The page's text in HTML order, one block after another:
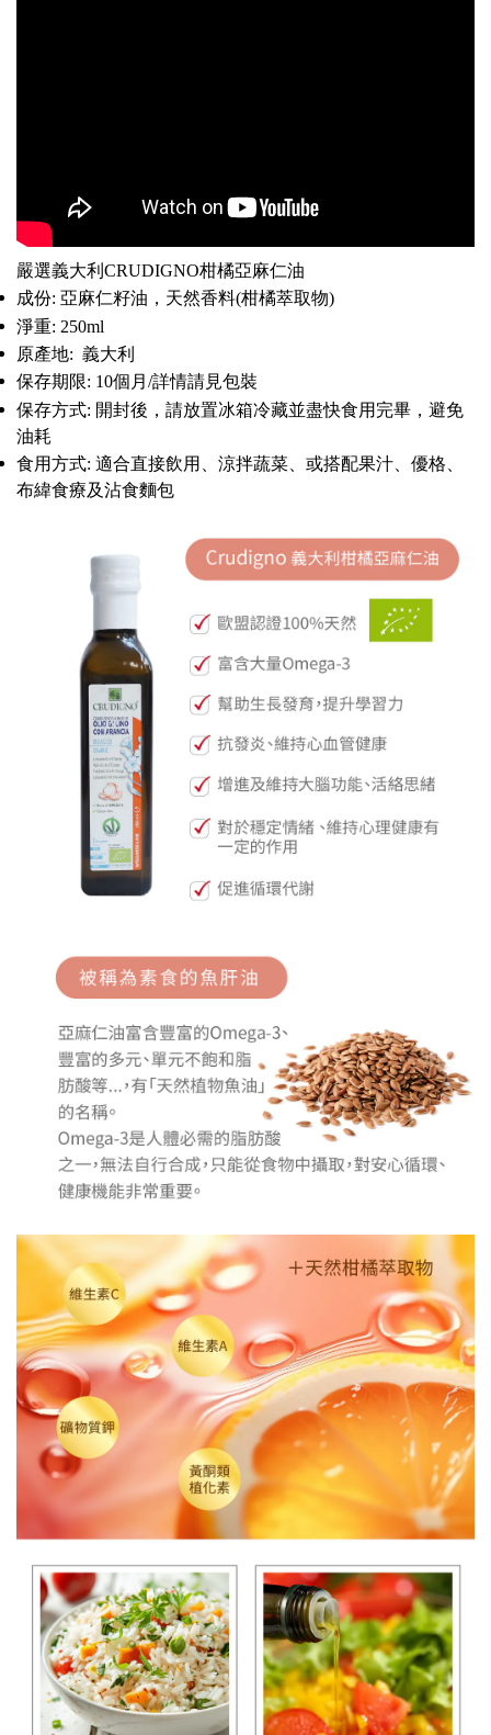
嚴選義大利CRUDIGNO柑橘亞麻仁油
成份: 亞麻仁籽油，天然香料(柑橘萃取物)
淨重: 250ml
原產地: 義大利
保存期限: 10個月/詳情請見包裝
保存方式: 開封後，請放置冰箱冷藏並盡快食用完畢，避免
油耗
食用方式: 適合直接飲用、涼拌蔬菜、或搭配果汁、優格、
布緯食療及沾食麵包